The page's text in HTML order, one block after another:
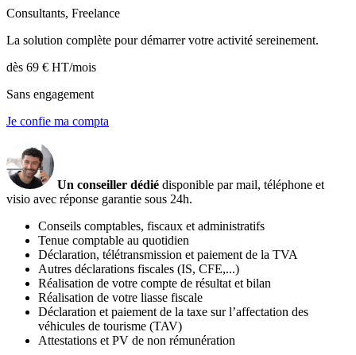
Consultants, Freelance
La solution complète pour démarrer votre activité sereinement.
dès 69 € HT/mois
Sans engagement
Je confie ma compta
Un conseiller dédié disponible par mail, téléphone et
visio avec réponse garantie sous 24h.
Conseils comptables, fiscaux et administratifs
Tenue comptable au quotidien
Déclaration, télétransmission et paiement de la TVA
Autres déclarations fiscales (IS, CFE,...)
Réalisation de votre compte de résultat et bilan
Réalisation de votre liasse fiscale
Déclaration et paiement de la taxe sur l’affectation des
véhicules de tourisme (TAV)
Attestations et PV de non rémunération